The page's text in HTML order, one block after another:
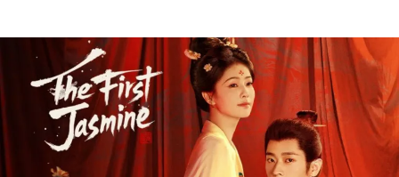
r
o
o
s
t
d
e
p
b
l
a
L
e
C
h